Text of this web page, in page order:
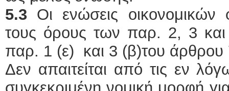
5.3 Οι ενώσεις
τους όρους των παρ. 2, 3
παρ. 1 (ε) και 3 (β)του
Δεν απαιτείται από τις εν